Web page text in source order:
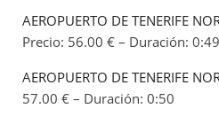
AEROPUERTO DE TENERIFE
Precio: 56.00 € – Duración: 0:49
AEROPUERTO DE TENERIFE
57.00 € – Duración: 0:50